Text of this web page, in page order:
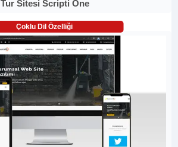
Tur Sitesi Scripti One
Çoklu Dil Özelliği